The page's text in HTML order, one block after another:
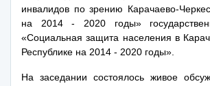
инвалидов по зрению Карачаево-
на 2014 - 2020 годы»
«Социальная защита населения в
Республике на 2014 - 2020 годы».
На заседании состоялось живое